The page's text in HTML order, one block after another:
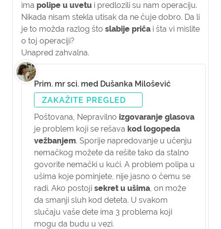
ima polipe u uvetu i predlozili su nam operaciju.
Nikada nisam stekla utisak da ne čuje dobro. Da li
je to možda razlog što slabije priča i šta vi mislite
o toj operaciji?
Unapred zahvalna.
Prim. mr sci. med Dušanka Milošević
ZAKAŽITE PREGLED
Poštovana, Nepravilno izgovaranje glasova
je problem koji se rešava kod logopeda
vežbanjem. Sporije napredovanje u učenju
nemačkog možete da rešite tako da stalno
govorite nemački u kući. A problem polipa u
ušima koje pominjete, nije jasno o čemu se
radi. Ako postoji sekret u ušima, on može
da smanji sluh kod deteta. U svakom
slučaju vaše dete ima 3 problema koji
mogu da budu u vezi.